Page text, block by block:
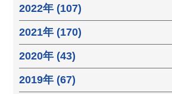
2022年 (107)
2021年 (170)
2020年 (43)
2019年 (67)